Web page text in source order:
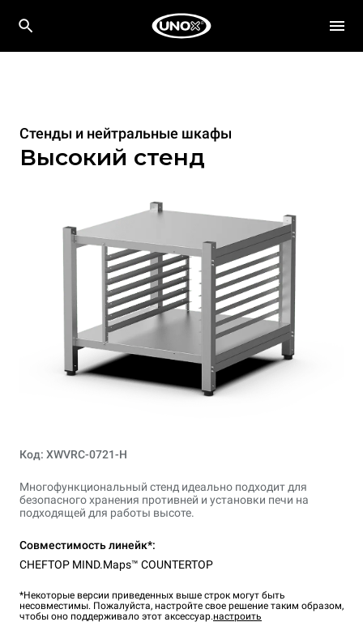
Стенды и нейтральные шкафы
Высокий стенд
Код: XWVRC-0721-H
Многофункциональный стенд идеально подходит для
безопасного хранения противней и установки печи на
подходящей для работы высоте.
Совместимость линейк*:
CHEFTOP MIND.Maps™ COUNTERTOP
*Некоторые версии приведенных выше строк могут быть
несовместимы. Пожалуйста, настройте свое решение таким образом,
чтобы оно поддерживало этот аксессуар.настроить